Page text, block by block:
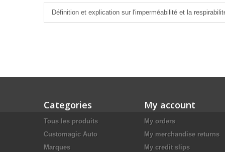
Définition et explication sur l'imperméabilité et la
Categories
Tous les produits
Customagic Auto
Marques
My account
My orders
My merchandise returns
My credit slips